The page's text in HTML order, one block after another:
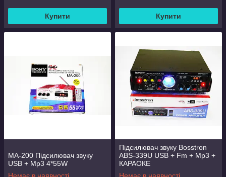
Купити Купити
MA-200 Підсилювач звуку
USB + Mp3 4*55W
Підсилювач звуку Bosstron
ABS-339U USB + Fm + Mp3 +
КАРАОКЕ